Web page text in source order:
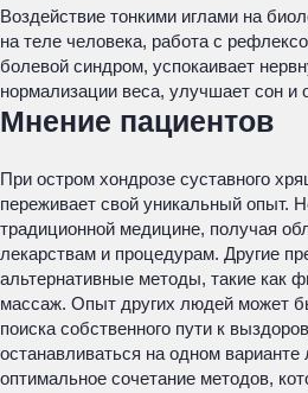
Воздействие тонкими иглами на
на теле человека, работа с
болевой синдром, успокаивает
нормализации веса, улучшает сон и
Мнение пациентов
При остром хондрозе суставного
переживает свой уникальный опыт.
традиционной медицине, получая
лекарствам и процедурам. Другие
альтернативные методы, такие как
массаж. Опыт других людей может
поиска собственного пути к
останавливаться на одном варианте
оптимальное сочетание методов,